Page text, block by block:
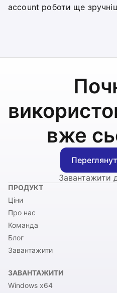
account роботи ще
вже
Завантажити
ПРОДУКТ
Ціни
Про нас
Команда
Блог
Завантажити
ЗАВАНТАЖИТИ
Windows x64